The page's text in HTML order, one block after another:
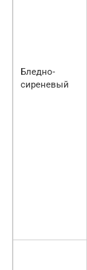
Бледно-
сиреневый